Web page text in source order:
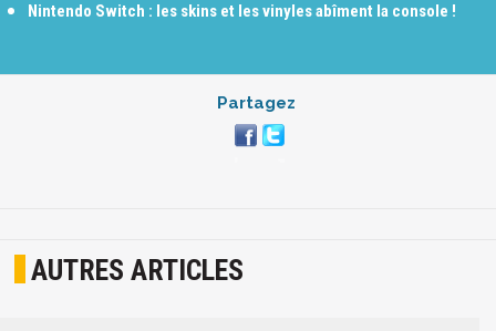
Nintendo Switch : les skins et les vinyles abîment la console !
Partagez
AUTRES ARTICLES